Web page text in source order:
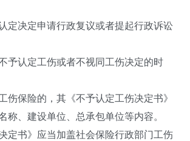
决定申请行政复议或者提起行政诉讼
认定工伤或者不视同工伤决定的时
保险的，其《不予认定工伤决定书》
称、建设单位、总承包单位等内容。
定书》应当加盖社会保险行政部门工伤